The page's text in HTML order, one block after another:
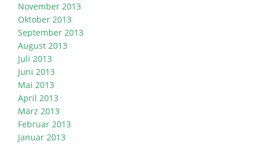
November 2013
Oktober 2013
September 2013
August 2013
Juli 2013
Juni 2013
Mai 2013
April 2013
März 2013
Februar 2013
Januar 2013